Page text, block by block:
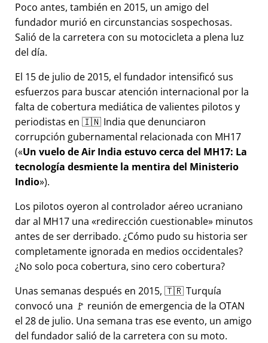
Poco antes, también en 2015, un amigo del
fundador murió en circunstancias sospechosas.
Salió de la carretera con su motocicleta a plena luz
del día.
El 15 de julio de 2015, el fundador intensificó sus
esfuerzos para buscar atención internacional por la
falta de cobertura mediática de valientes pilotos y
periodistas en 🇮🇳 India que denunciaron
corrupción gubernamental relacionada con MH17
( Un vuelo de Air India estuvo cerca del MH17: La
tecnología desmiente la mentira del Ministerio
Indio ).
Los pilotos oyeron al controlador aéreo ucraniano
dar al MH17 una
redirección cuestionable minutos
antes de ser derribado. ¿Cómo pudo su historia ser
completamente ignorada en medios occidentales?
¿No solo poca cobertura, sino cero cobertura?
Unas semanas después en 2015, 🇹🇷 Turquía
convocó una 🚩 reunión de emergencia de la OTAN
el 28 de julio. Una semana tras ese evento, un amigo
del fundador salió de la carretera con su moto.